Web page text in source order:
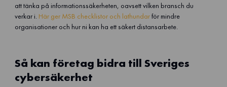
att tänka på informationssäkerheten, oavsett vilken bransch du
verkar i. Här ger MSB checklistor och lathundarför mindre
organisationer och hur ni kan ha ett säkert distansarbete.
Så kan företag bidra till Sveriges
cybersäkerhet